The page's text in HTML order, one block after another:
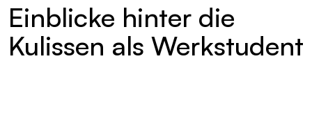
Einblicke hinter die
Kulissen als Werkstudent